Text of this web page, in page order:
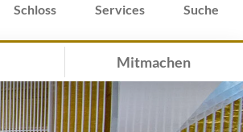
Schloss Services Suche
Mitmachen